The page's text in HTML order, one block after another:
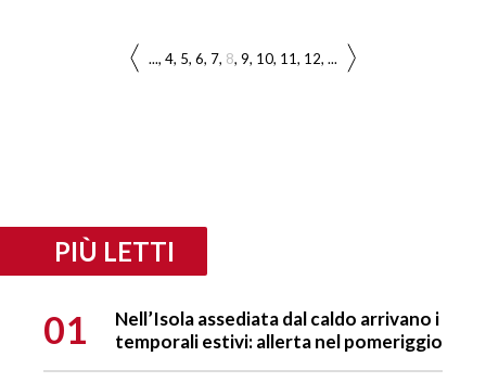
... 4 5 6 7 8 9 10 11 12 ...
PIÙ LETTI
01
Nell’Isola assediata dal caldo arrivano i
temporali estivi: allerta nel pomeriggio